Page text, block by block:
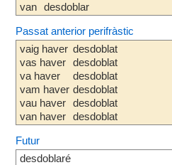
van desdoblar
Passat anterior perifràstic
vaig haver
vas haver
va haver
vam haver
vau haver
van haver
desdoblat
desdoblat
desdoblat
desdoblat
desdoblat
desdoblat
Futur
desdoblaré